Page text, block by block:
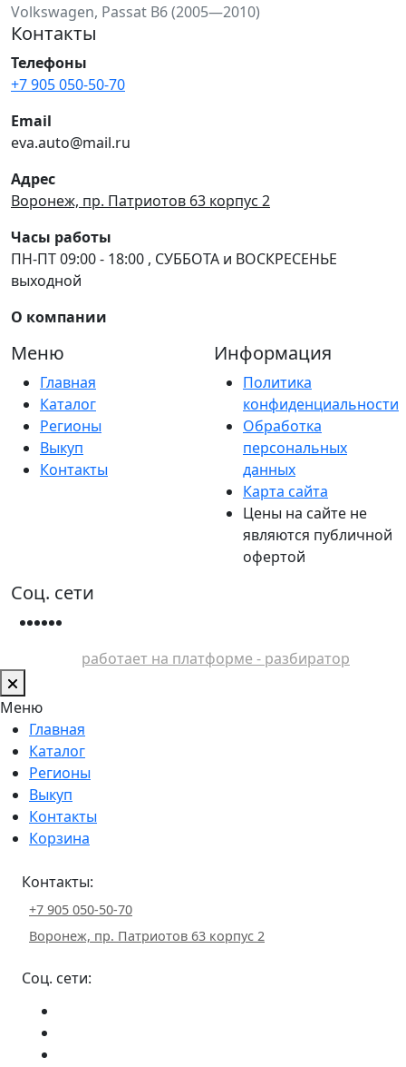
Volkswagen, Passat B6 (2005—2010)
Контакты
Телефоны
+7 905 050-50-70
Email
eva.auto@mail.ru
Адрес
Воронеж, пр. Патриотов 63 корпус 2
Часы работы
ПН-ПТ 09:00 - 18:00 , СУББОТА и ВОСКРЕСЕНЬЕ
выходной
О компании
Меню
Главная
Каталог
Регионы
Выкуп
Контакты
Информация
Политика
конфиденциальности
Обработка
персональных
данных
Карта сайта
Цены на сайте не
являются публичной
офертой
Соц. сети
работает на платформе - разбиратор
Меню
Главная
Каталог
Регионы
Выкуп
Контакты
Корзина
Контакты:
+7 905 050-50-70
Воронеж, пр. Патриотов 63 корпус 2
Соц. сети: